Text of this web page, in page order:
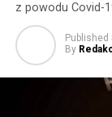
z powodu Covid-
Published
By